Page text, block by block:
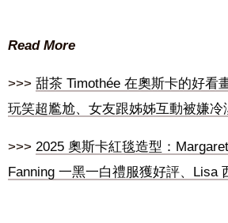
Read More
>>> 甜茶 Timothée 在奧斯卡的好看
玩笑超尷尬、女友跟姊姊互動被嫌冷
>>> 2025 奧斯卡紅毯造型：
Fanning 一黑一白禮服獲好評、Lisa